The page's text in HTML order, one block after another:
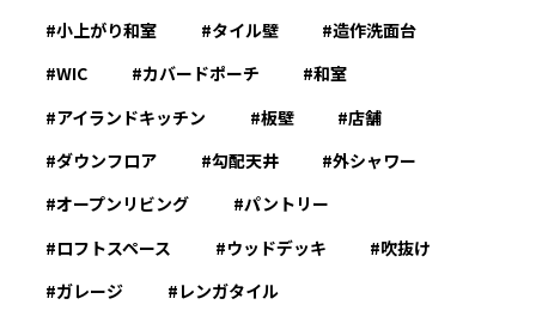
小上がり和室
タイル壁
造作洗面台
WIC
カバードポーチ
和室
アイランドキッチン
板壁
店舗
ダウンフロア
勾配天井
外シャワー
オープンリビング
パントリー
ロフトスペース
ウッドデッキ
吹抜け
ガレージ
レンガタイル